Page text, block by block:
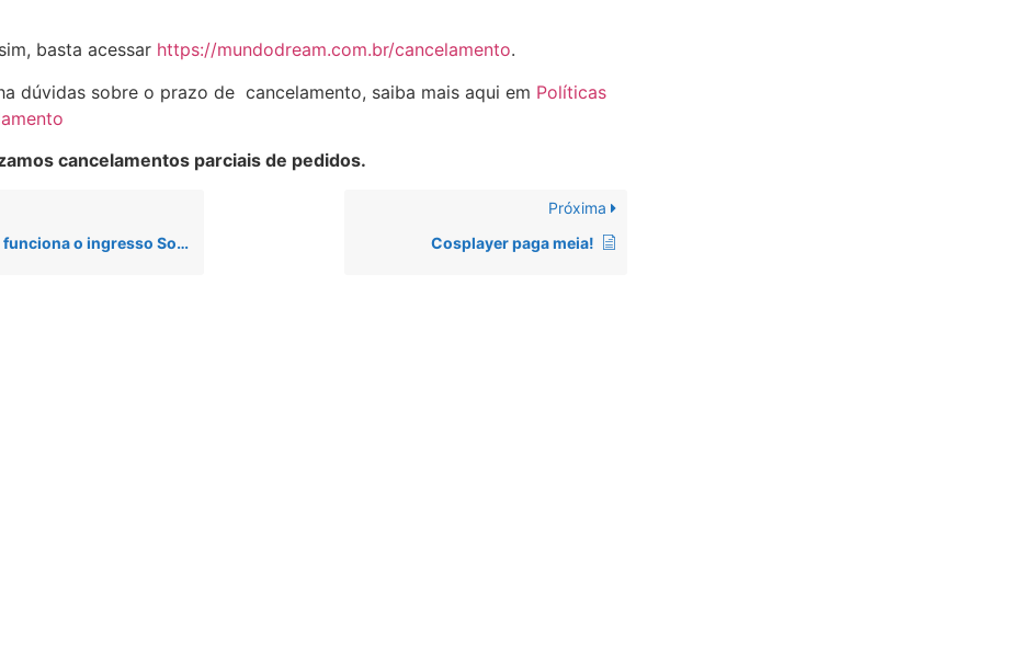
basta acessar https://mundodream.com.br/cancelamento.
dúvidas sobre o prazo de cancelamento, saiba mais aqui em Políticas
cancelamentos parciais de pedidos.
o ingresso Solidário?
Próxima
Cosplayer paga meia!